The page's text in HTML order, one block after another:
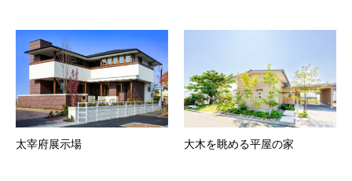
太宰府展示場 大木を眺める平屋の家